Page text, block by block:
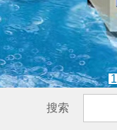
1
搜索